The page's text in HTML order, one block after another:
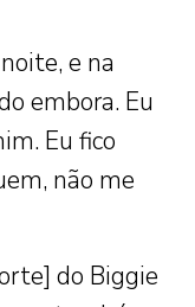
e na
embora. Eu
Eu fico
não me
do Biggie